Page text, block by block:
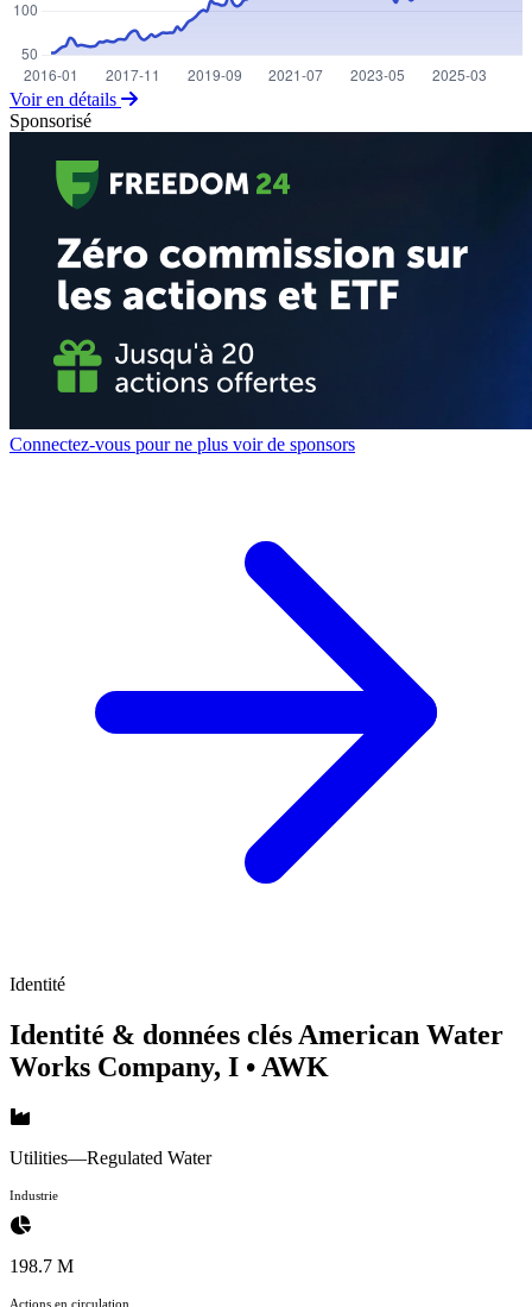
Voir en détails
Sponsorisé
Connectez-vous pour ne plus voir de sponsors
Identité
Identité & données clés American Water
Works Company, I • AWK
Utilities—Regulated Water
Industrie
198.7 M
Actions en circulation